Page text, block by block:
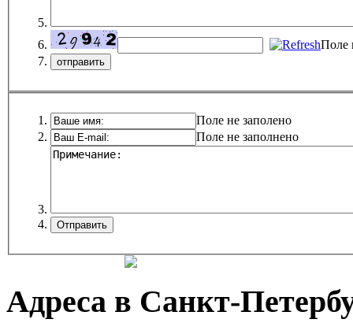
Поле
Поле не заполено
Поле не заполнено
Адреса в Санкт-